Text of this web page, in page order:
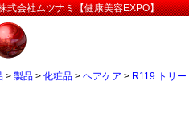
式会社ムツナミ【健康美容EXPO】
> 製品 > 化粧品 > ヘアケア > R119 トリ